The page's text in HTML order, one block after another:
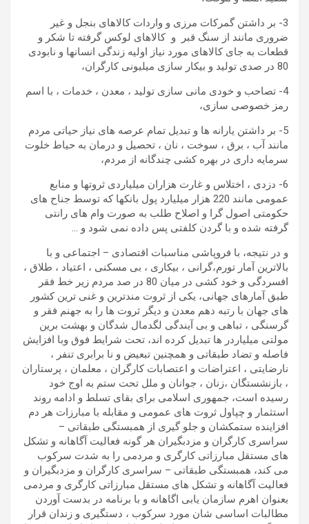
3- بر داشتن گمرکات مرزی و واردات کالاهای بنجل و غیر
ضروری مانند از سنگ قبر و کالاهای لوکس گرفته تا شکر و
قطعات به جای کالاهای مورد نیاز اولیه زندگی انسانها و نابودی
80 در صدی تولید و بیکار سازی میلیونی کارگران،
4- تصاحب و خودی مانی سازی تولید ، معدن ، خدمات ، با اسم
رمز خصوصی سازی،
5- بر داشتن یارانه ها و تبدیل تمام عرصه های نیاز حیاتی مردم
مانند آب ، برق ، سوخت ، نان ، تحصیل و درمان به حیاط خلوت
سرمایه داری در بهره کشی چندگانه از مردم،
6- دزدی ، اختلاس و غارت هزاران میلیاردی ثروتها و منابع
عمومی مانند 220 هزار میلیارد پول بانکها که توسط جناح های
حکومتی اصول گرا و اصلاح طلب به صورت وام های رانتی
گرفته شده و با گردن کلفتی پس داده نمی شود و …
و در نتیجه، با فروپاشی مناسبات اقتصادی – اجتماعی و با
بالاترین آمار تورم،گرانی ، بیکاری ، بی مسکنی ، اعتیاد ، طلاق ،
افسردگی و خود کشی در میان 80 در صد مردم زیر خط فقر
طبق آمارهای جهانی، یکی از ثروت مندترین و غنی ترین کشور
های جهان با رتبه دهم معدن و دیگر ثروت ها را به جهنم فقر و
گرسنگی ، تباهی و بی آیندگی لگدمال شدگان و بهشت برین
مولتی میلیاردر ها تبدیل کرده اند، تحت شرایط فوق وبا افزایش
فاصله و تضاد طبقاتی و همچنین تبعیض و نا برابری تنفر ،
نارضایتی ، اعتراضات و اعتصابات کارگران ، معلمان ، پرستاران
، بازنشستگان ،زنان ، جوانان و ملل تحت ستم به اوج خود
رسیده است، جمهوری اسلامی برای بقای تسلط و ادامه روند
استثمار و چپاول ثروت های عمومی و مقابله با مبارزات هر دم
افزاینده ستمکشان و جلو گیری از همبستگی طبقاتی –
سراسری کارگران و مزدبگیران هر گونه فعالیت آگاهانه و تشکل
های مستقل مبارزاتی کارگری و مردمی را به شدت سرکوب
می کند، همبستگی طبقاتی – سراسری کارگران و مزدبگیران و
فعالیت آگاهانه و تشکل های مستقل مبارزاتی کارگری و مردمی
بعنوان اهرم سازمان یابی اگاهانه و با برنامه در بدست آوردن
مطالبات اساسی شان مورد سرکوب ، دستگیری و زندان قرار